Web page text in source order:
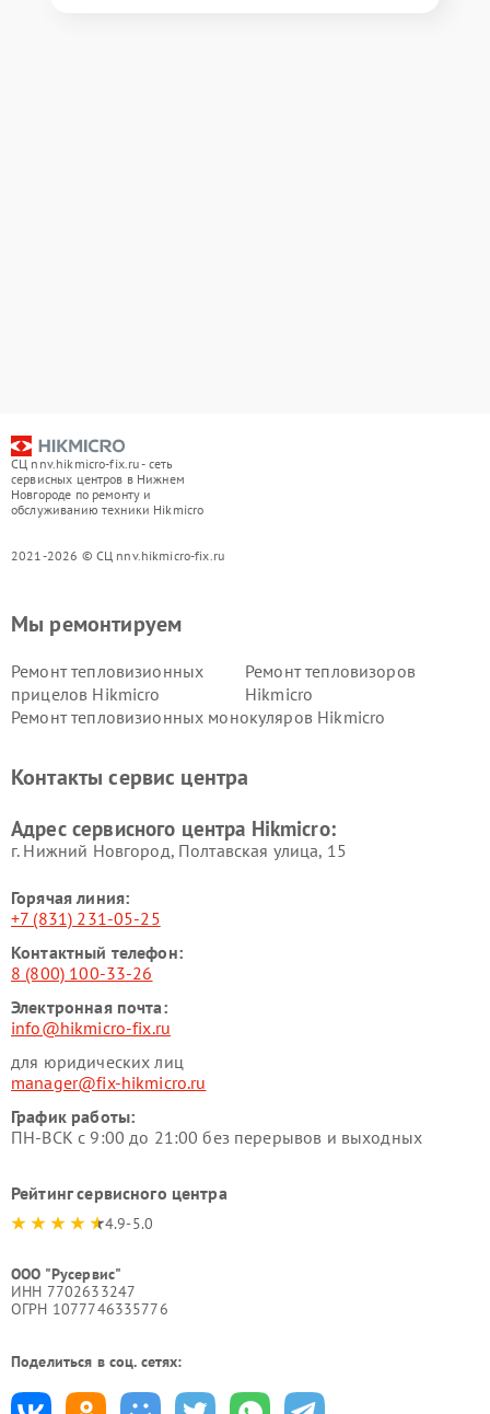
СЦ nnv.hikmicro-fix.ru - сеть
сервисных центров в Нижнем
Новгороде по ремонту и
обслуживанию техники Hikmicro
2021-2026 © СЦ nnv.hikmicro-fix.ru
Мы ремонтируем
Ремонт тепловизионных
прицелов Hikmicro
Ремонт тепловизоров
Hikmicro
Ремонт тепловизионных монокуляров Hikmicro
Контакты сервис центра
Адрес сервисного центра Hikmicro:
г. Нижний Новгород, Полтавская улица, 15
Горячая линия:
+7 (831) 231-05-25
Контактный телефон:
8 (800) 100-33-26
Электронная почта:
info@hikmicro-fix.ru
для юридических лиц
manager@fix-hikmicro.ru
График работы:
ПН-ВСК с 9:00 до 21:00 без перерывов и выходных
Рейтинг сервисного центра
4.9-5.0
ООО "Русервис"
ИНН 7702633247
ОГРН 1077746335776
Поделиться в соц. сетях: